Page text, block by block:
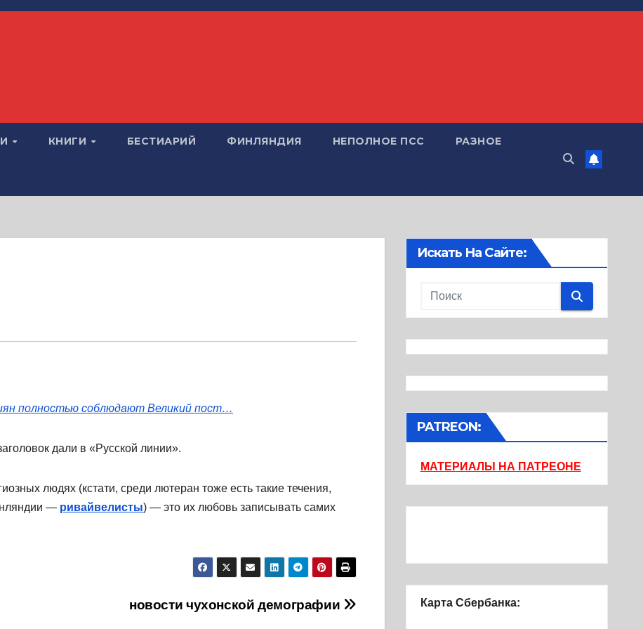
КНИГИ БЕСТИАРИЙ ФИНЛЯНДИЯ НЕПОЛНОЕ ПСС РАЗНОЕ
полностью соблюдают Великий пост…
дали в «Русской линии».
людях (кстати, среди лютеран тоже есть такие течения,
— ривайвелисты) — это их любовь записывать самих
новости чухонской демографии
Искать На Сайте:
PATREON:
МАТЕРИАЛЫ НА ПАТРЕОНЕ
Карта Сбербанка: